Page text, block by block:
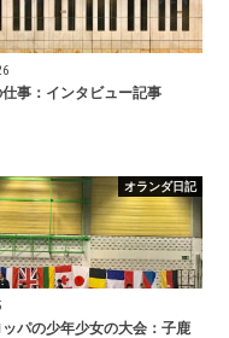
事：インタビュー記事
オランダ日記
パの少年少女の大会：子鹿